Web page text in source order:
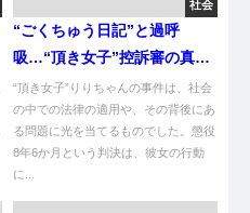
社会
“ごくちゅう日記”と過呼
吸…“頂き女子”控訴審の真実
と涙の証言
“頂き女子”りりちゃんの事件は、社会
の中での法律の適用や、その背後にあ
る問題に光を当てるものでした。懲役
8年6か月という判決は、彼女の行動
に...